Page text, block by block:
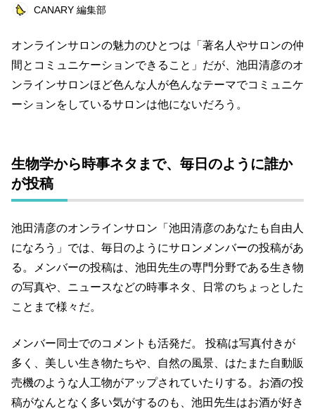
コミュニティ
キーワード一覧
CANARY 編集部
オンラインサロンの魅力のひとつは「著名人やサロンの仲
間とコミュニケーションできること」だが、池田清彦のオ
ンラインサロンほど色んな人が色んなテーマでコミュニケ
ーションをしているサロンは他にないだろう。
生物学から時事ネタまで、毎日のように誰か
が投稿
池田清彦のオンラインサロン「池田清彦のあなたも自由人
になろう」では、毎日のようにサロンメンバーの投稿があ
る。メンバーの投稿は、池田先生の専門分野である生き物
の写真や、ニュースなどの時事ネタ、日常のちょっとした
ことまで様々だ。
メンバー同士でのコメントも活発だ。 投稿は写真付きが
多く、美しい生き物たちや、自然の風景、はたまた自動販
売機のような人工物がアップされていたりする。お酒の投
稿がなんとなく多い気がするのも、池田先生はお酒が好き